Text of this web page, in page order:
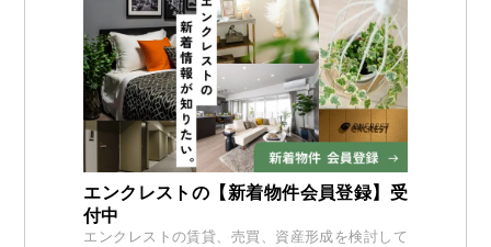
エンクレストの【新着物件会員登録】受
付中
エンクレストの賃貸、売買、資産形成を検討して